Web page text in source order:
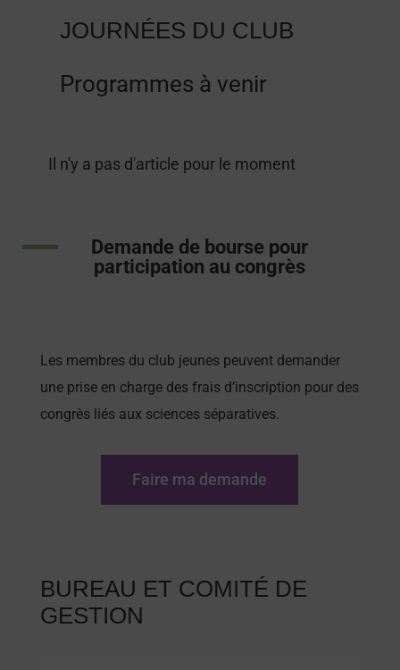
JOURNÉES DU CLUB
Programmes à venir
Il n'y a pas d'article pour le moment
Demande de bourse pour
participation au congrès
Les membres du club jeunes peuvent demander
une prise en charge des frais d’inscription pour des
congrès liés aux sciences séparatives.
Faire ma demande
BUREAU ET COMITÉ DE
GESTION